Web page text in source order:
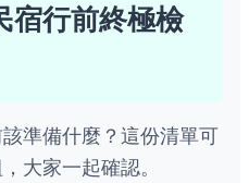
宿行前終極檢
準備什麼？這份清單可
大家一起確認。